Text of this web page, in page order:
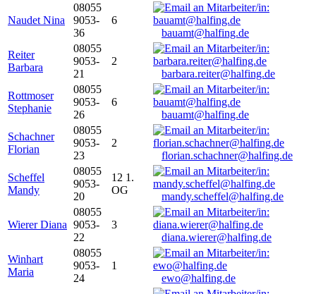
Naudet Nina
08055
9053-
36
6
bauamt@halfing.de
Reiter
Barbara
08055
9053-
21
2
barbara.reiter@halfing.de
Rottmoser
Stephanie
08055
9053-
26
6
bauamt@halfing.de
Schachner
Florian
08055
9053-
23
2
florian.schachner@halfing.de
Scheffel
Mandy
08055
9053-
20
12 1.
OG
mandy.scheffel@halfing.de
Wierer Diana
08055
9053-
22
3
diana.wierer@halfing.de
Winhart
Maria
08055
9053-
24
1
ewo@halfing.de